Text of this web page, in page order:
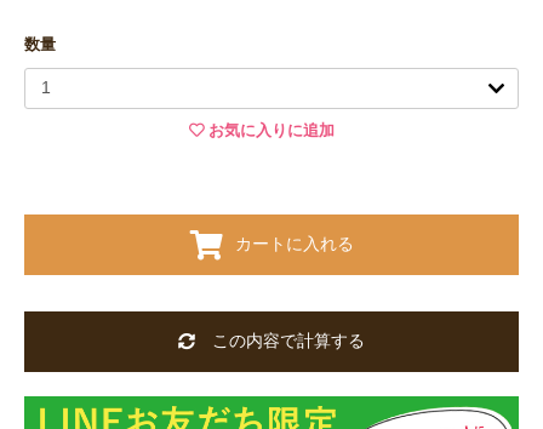
数量
お気に入りに追加
カートに入れる
この内容で計算する